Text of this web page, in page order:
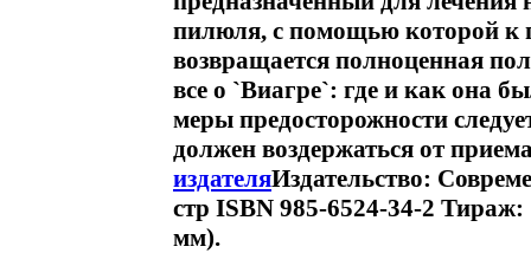
пилюля, с помощью которой к
возвращается полноценная
все о `Виагре`: где и как она
меры предосторожности
должен воздержаться от
издателяИздательство:
стр ISBN 985-6524-34-2
мм).